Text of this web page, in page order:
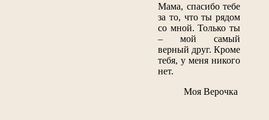
Мама, спасибо тебе
за то, что ты рядом
со мной. Только ты
– мой самый
верный друг. Кроме
тебя, у меня никого
нет.
Моя Верочка